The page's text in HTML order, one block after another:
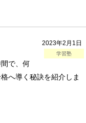
2023年2月1日
学習塾
で、何
へ導く秘訣を紹介しま